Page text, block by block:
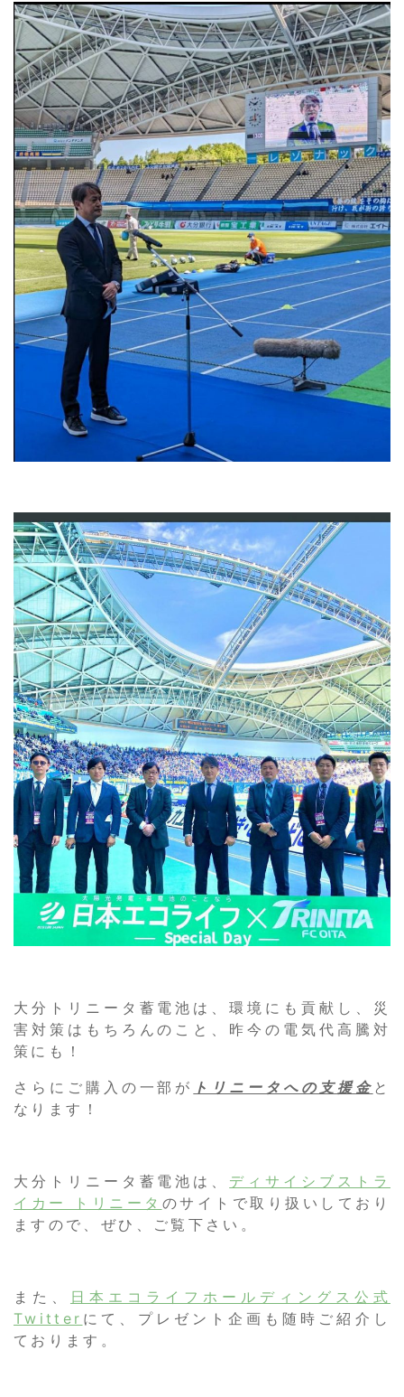
大分トリニータ蓄電池は、環境にも貢献し、災
害対策はもちろんのこと、昨今の電気代高騰対
策にも！
さらにご購入の一部が トリニータへの支援金 と
なります！
大分トリニータ蓄電池は、 ディサイシブストラ
イカー トリニータ のサイトで取り扱いしており
ますので、ぜひ、ご覧下さい。
また、
日本エコライフホールディングス公式
Twitter にて、プレゼント企画も随時ご紹介し
ております。